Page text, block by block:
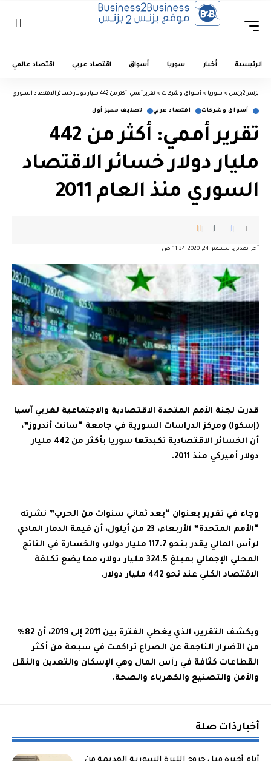
الرئيسية أخبار سوريا أسواق اقتصاد عربي اقتصاد عالمي
بزنس2بزنس > سوريا > أسواق وشركات > تقرير أممي: أكثر من 442 مليار دولار خسائر الاقتصاد السوري منذ العام 2011
أسواق وشركات اقتصاد عربي تصنيف مميز أول
تقرير أممي: أكثر من 442
مليار دولار خسائر الاقتصاد
السوري منذ العام 2011
آخر تعديل: سبتمبر 24, 2020 11:34 ص
قدرت لجنة الأمم المتحدة الاقتصادية والاجتماعية لغربي آسيا
(إسكوا) ومركز الدراسات السورية في جامعة “سانت أندروز”،
أن الخسائر الاقتصادية تكبدتها سوريا بأكثر من 442 مليار
دولار أميركي منذ 2011.
وجاء في تقرير بعنوان “بعد ثماني سنوات من الحرب” نشرته
“الأمم المتحدة” الأربعاء، 23 من أيلول، أن قيمة الدمار المادي
لرأس المالي يقدر بنحو 117.7 مليار دولار، والخسارة في الناتج
المحلي الإجمالي بمبلغ 324.5 مليار دولار، مما يضع تكلفة
الاقتصاد الكلي عند نحو 442 مليار دولار.
ويكشف التقرير، الذي يغطي الفترة بين 2011 إلى 2019، أن 82%
من الأضرار الناجمة عن الصراع تراكمت في سبعة من أكثر
القطاعات كثافة في رأس المال وهي الإسكان والتعدين والنقل
والأمن والتصنيع والكهرباء والصحة.
أخبار ذات صلة